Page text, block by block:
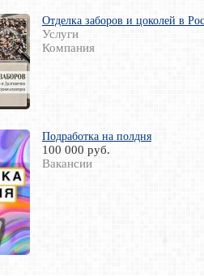
Отделка заборов и цоколей в
Услуги
Компания
Подработка на полдня
100 000 руб.
Вакансии